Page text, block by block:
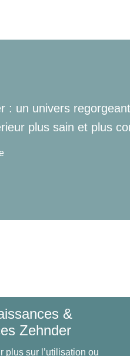
: un univers
plus sain et plus
&
Zehnder
plus sur l’utilisation ou